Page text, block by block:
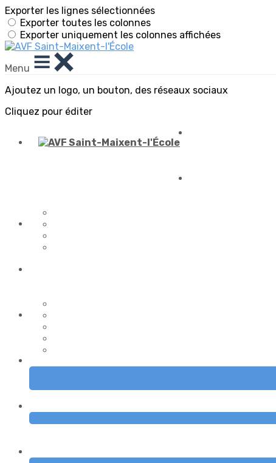
Exporter les lignes sélectionnées
Exporter toutes les colonnes
Exporter uniquement les colonnes affichées
Menu
Ajoutez un logo, un bouton, des réseaux sociaux
Cliquez pour éditer